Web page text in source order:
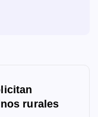
rurales